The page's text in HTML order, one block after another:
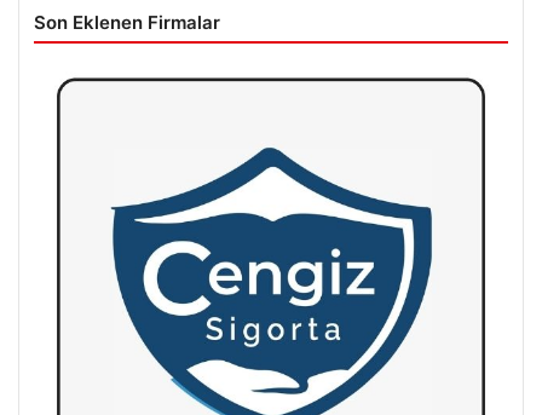
Son Eklenen Firmalar